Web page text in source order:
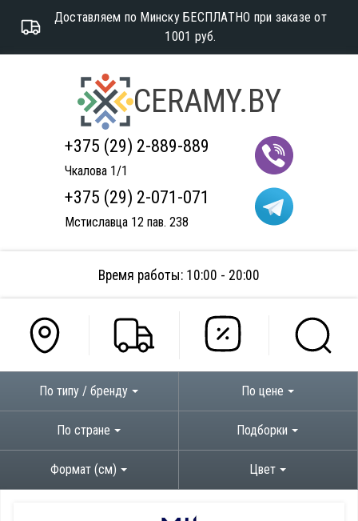
Доставляем по Минску БЕСПЛАТНО при заказе от
1001 руб.
CERAMY.BY
+375 (29) 2-889-889
Чкалова 1/1
+375 (29) 2-071-071
Мстиславца 12 пав. 238
Время работы: 10:00 - 20:00
По типу / бренду По цене
По стране Подборки
Формат (см) Цвет